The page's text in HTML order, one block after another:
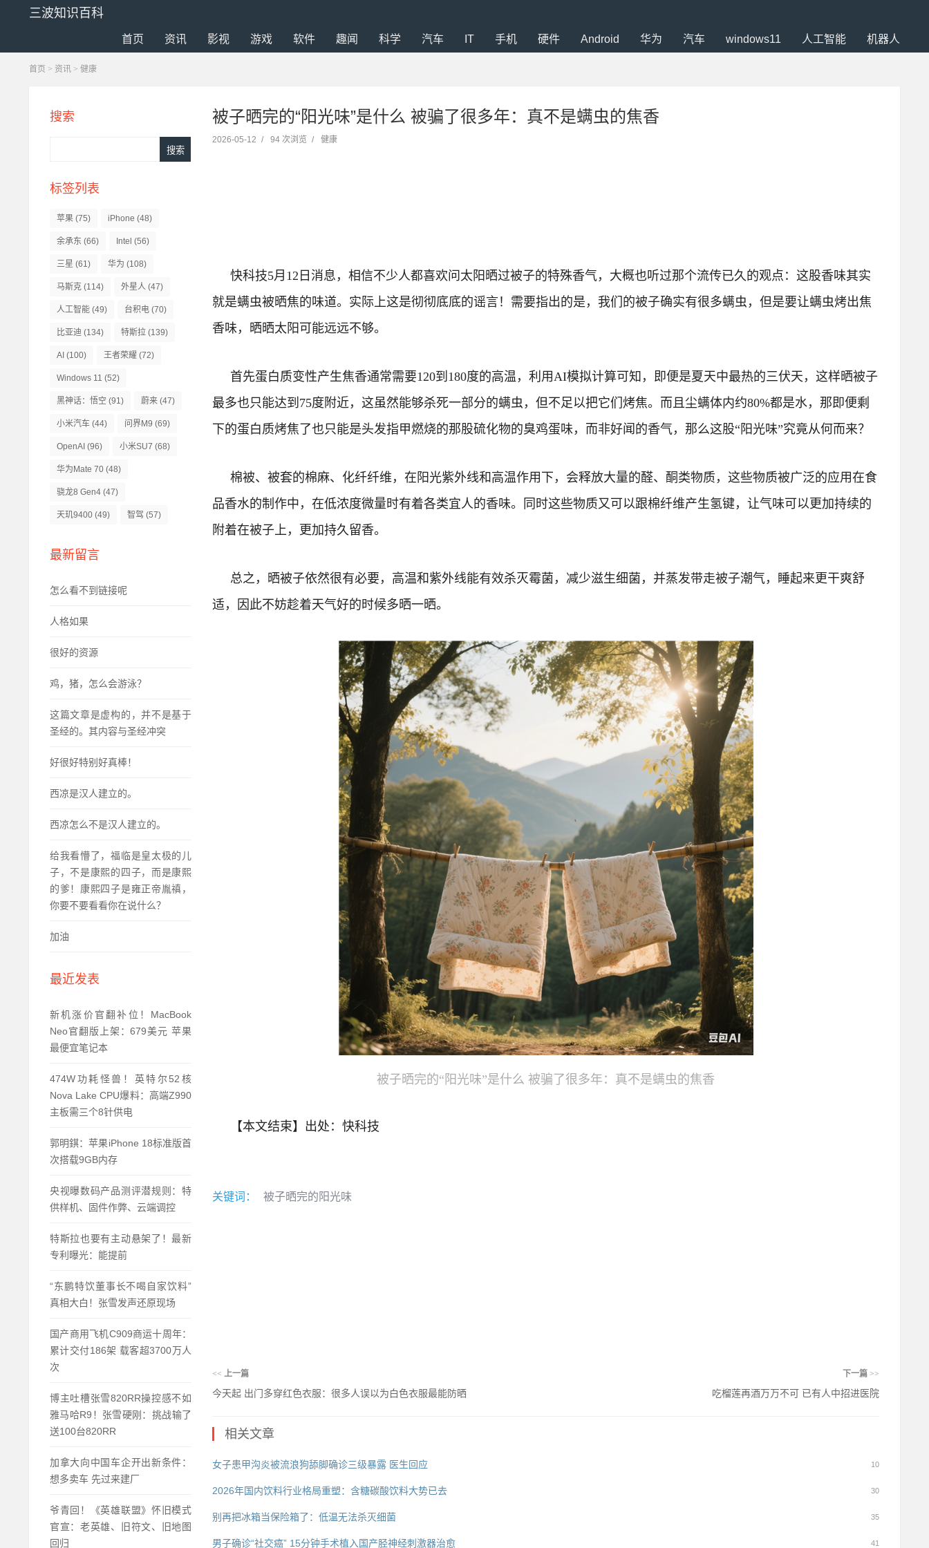
三波知识百科
首页 资讯 影视 游戏 软件 趣闻 科学 汽车 IT 手机 硬件 Android 华为 汽车 windows11 人工智能 机器人
首页 > 资讯 > 健康
搜索
标签列表
苹果 (75) iPhone (48)
余承东 (66) Intel (56)
三星 (61) 华为 (108)
马斯克 (114) 外星人 (47)
人工智能 (49) 台积电 (70)
比亚迪 (134) 特斯拉 (139)
AI (100) 王者荣耀 (72)
Windows 11 (52)
黑神话：悟空 (91) 蔚来 (47)
小米汽车 (44) 问界M9 (69)
OpenAI (96) 小米SU7 (68)
华为Mate 70 (48)
骁龙8 Gen4 (47)
天玑9400 (49) 智驾 (57)
最新留言
怎么看不到链接呢
人格如果
很好的资源
鸡，猪，怎么会游泳？
这篇文章是虚构的，并不是基于
圣经的。其内容与圣经冲突
好很好特别好真棒！
西凉是汉人建立的。
西凉怎么不是汉人建立的。
给我看懵了，福临是皇太极的儿
子，不是康熙的四子，而是康熙
的爹！康熙四子是雍正帝胤禛，
你要不要看看你在说什么？
加油
最近发表
新机涨价官翻补位！MacBook
Neo官翻版上架：679美元 苹果
最便宜笔记本
474W功耗怪兽！英特尔52核
Nova Lake CPU爆料：高端Z990
主板需三个8针供电
郭明錤：苹果iPhone 18标准版首
次搭载9GB内存
央视曝数码产品测评潜规则：特
供样机、固件作弊、云端调控
特斯拉也要有主动悬架了！最新
专利曝光：能提前
“东鹏特饮董事长不喝自家饮料”
真相大白！张雪发声还原现场
国产商用飞机C909商运十周年：
累计交付186架 载客超3700万人
次
博主吐槽张雪820RR操控感不如
雅马哈R9！张雪硬刚：挑战输了
送100台820RR
加拿大向中国车企开出新条件：
想多卖车 先过来建厂
爷青回！《英雄联盟》怀旧模式
官宣：老英雄、旧符文、旧地图
回归
被子晒完的“阳光味”是什么 被骗了很多年：真不是螨虫的焦香
2026-05-12 / 94 次浏览 / 健康
快科技5月12日消息，相信不少人都喜欢问太阳晒过被子的特殊香气，大概也听过那个流传已久的观点：这股香味其实
就是螨虫被晒焦的味道。实际上这是彻彻底底的谣言！ 需要指出的是，我们的被子确实有很多螨虫，但是要让螨虫烤出焦
香味，晒晒太阳可能远远不够。
首先蛋白质变性产生焦香通常需要120到180度的高温，利用AI模拟计算可知，即便是夏天中最热的三伏天，这样晒被子
最多也只能达到75度附近，这虽然能够杀死一部分的螨虫，但不足以把它们烤焦。 而且尘螨体内约80%都是水，那即便剩
下的蛋白质烤焦了也只能是头发指甲燃烧的那股硫化物的臭鸡蛋味，而非好闻的香气，那么这股“阳光味”究竟从何而来？
棉被、被套的棉麻、化纤纤维，在阳光紫外线和高温作用下，会释放大量的醛、酮类物质，这些物质被广泛的应用在食
品香水的制作中，在低浓度微量时有着各类宜人的香味。
同时这些物质又可以跟棉纤维产生氢键，让气味可以更加持续的
附着在被子上，更加持久留香。
总之，晒被子依然很有必要，高温和紫外线能有效杀灭霉菌，减少滋生细菌，并蒸发带走被子潮气，睡起来更干爽舒
适，因此不妨趁着天气好的时候多晒一晒。
被子晒完的“阳光味”是什么 被骗了很多年：真不是螨虫的焦香
【本文结束】出处：快科技
关键词： 被子晒完的阳光味
<< 上一篇
今天起 出门多穿红色衣服：很多人误以为白色衣服最能防晒
下一篇 >>
吃榴莲再酒万万不可 已有人中招进医院
相关文章
10
女子患甲沟炎被流浪狗舔脚确诊三级暴露 医生回应
30
2026年国内饮料行业格局重塑：含糖碳酸饮料大势已去
35
别再把冰箱当保险箱了：低温无法杀灭细菌
41
男子确诊“社交癌” 15分钟手术植入国产胫神经刺激器治愈